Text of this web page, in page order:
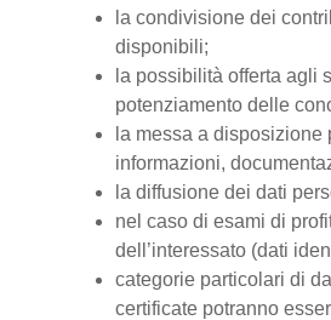
la condivisione dei
disponibili;
la possibilità offerta agli
potenziamento delle
la messa a
informazioni,
la diffusione dei dati
nel caso di esami di
dell’interessato (dati
categorie particolari di
certificate potranno